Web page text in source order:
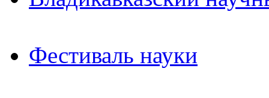
Фестиваль науки